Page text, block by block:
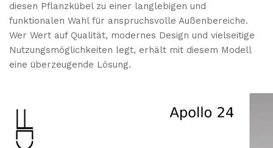
diesen Pflanzkübel zu einer langlebigen und
funktionalen Wahl für anspruchsvolle Außenbereiche.
Wer Wert auf Qualität, modernes Design und vielseitige
Nutzungsmöglichkeiten legt, erhält mit diesem Modell
eine überzeugende Lösung.